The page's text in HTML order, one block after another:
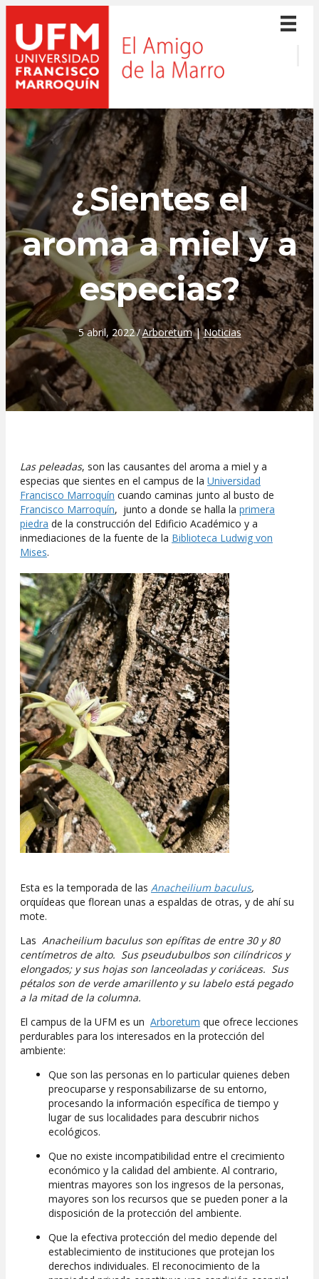
¿Sientes el
aroma a miel y a
especias?
5 abril, 2022/Arboretum|Noticias
Las peleadas, son las causantes del aroma a miel y a
especias que sientes en el campus de la Universidad
Francisco Marroquín cuando caminas junto al busto de
Francisco Marroquín, junto a donde se halla la primera
piedra de la construcción del Edificio Académico y a
inmediaciones de la fuente de la Biblioteca Ludwig von
Mises.
Esta es la temporada de las Anacheilium baculus,
orquídeas que florean unas a espaldas de otras, y de ahí su
mote.
Las Anacheilium baculus son epífitas de entre 30 y 80
centímetros de alto. Sus pseudubulbos son cilíndricos y
elongados; y sus hojas son lanceoladas y coriáceas. Sus
pétalos son de verde amarillento y su labelo está pegado
a la mitad de la columna.
El campus de la UFM es un Arboretum que ofrece lecciones
perdurables para los interesados en la protección del
ambiente:
Que son las personas en lo particular quienes deben
preocuparse y responsabilizarse de su entorno,
procesando la información específica de tiempo y
lugar de sus localidades para descubrir nichos
ecológicos.
Que no existe incompatibilidad entre el crecimiento
económico y la calidad del ambiente. Al contrario,
mientras mayores son los ingresos de la personas,
mayores son los recursos que se pueden poner a la
disposición de la protección del ambiente.
Que la efectiva protección del medio depende del
establecimiento de instituciones que protejan los
derechos individuales. El reconocimiento de la